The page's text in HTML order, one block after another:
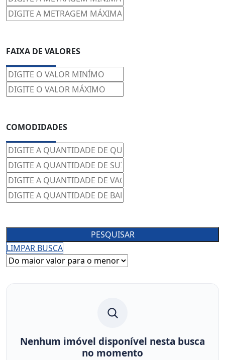
FAIXA DE VALORES
COMODIDADES
PESQUISAR
LIMPAR BUSCA
Nenhum imóvel disponível nesta busca
no momento